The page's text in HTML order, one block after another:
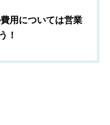
用については営業
！